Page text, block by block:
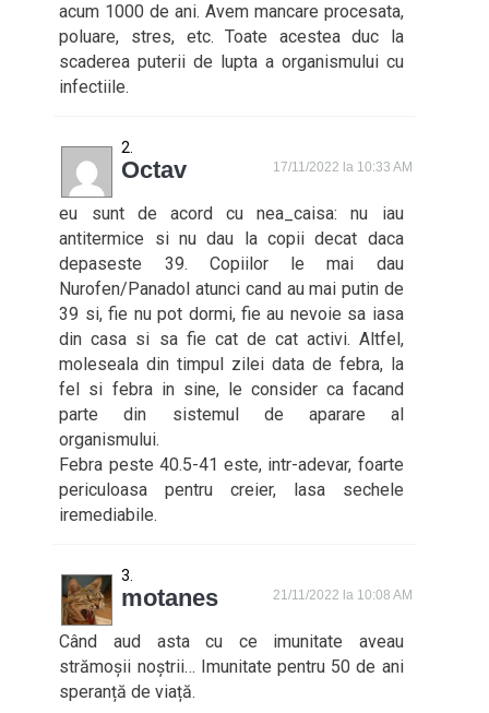
acum 1000 de ani. Avem mancare procesata,
poluare, stres, etc. Toate acestea duc la
scaderea puterii de lupta a organismului cu
infectiile.
Octav 17/11/2022 la 10:33 AM
eu sunt de acord cu nea_caisa: nu iau
antitermice si nu dau la copii decat daca
depaseste 39. Copiilor le mai dau
Nurofen/Panadol atunci cand au mai putin de
39 si, fie nu pot dormi, fie au nevoie sa iasa
din casa si sa fie cat de cat activi. Altfel,
moleseala din timpul zilei data de febra, la
fel si febra in sine, le consider ca facand
parte din sistemul de aparare al
organismului.
Febra peste 40.5-41 este, intr-adevar, foarte
periculoasa pentru creier, lasa sechele
iremediabile.
motanes 21/11/2022 la 10:08 AM
Când aud asta cu ce imunitate aveau
strămoșii noștrii… Imunitate pentru 50 de ani
speranță de viață.